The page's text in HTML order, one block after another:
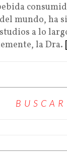
mundo, ha
a lo
la Dra.
BUSCAR